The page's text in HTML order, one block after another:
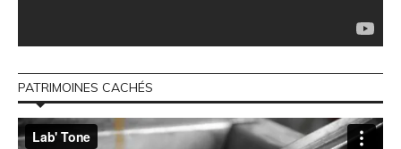
PATRIMOINES CACHÉS